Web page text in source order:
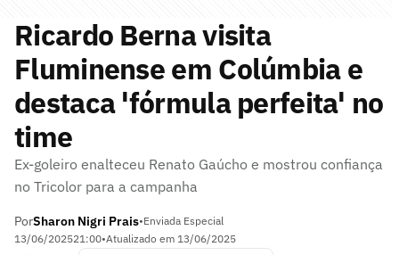
Ricardo Berna visita
Fluminense em Colúmbia e
destaca 'fórmula perfeita' no
time
Ex-goleiro enalteceu Renato Gaúcho e mostrou confiança
no Tricolor para a campanha
PorSharon Nigri Prais•Enviada Especial
13/06/202521:00•Atualizado em 13/06/2025